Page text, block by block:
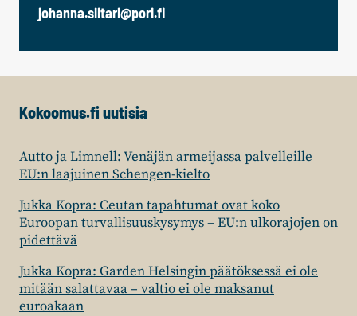
johanna.siitari@pori.fi
Kokoomus.fi uutisia
Autto ja Limnell: Venäjän armeijassa palvelleille
EU:n laajuinen Schengen-kielto
Jukka Kopra: Ceutan tapahtumat ovat koko
Euroopan turvallisuuskysymys – EU:n ulkorajojen on
pidettävä
Jukka Kopra: Garden Helsingin päätöksessä ei ole
mitään salattavaa – valtio ei ole maksanut
euroakaan